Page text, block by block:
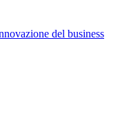
del business